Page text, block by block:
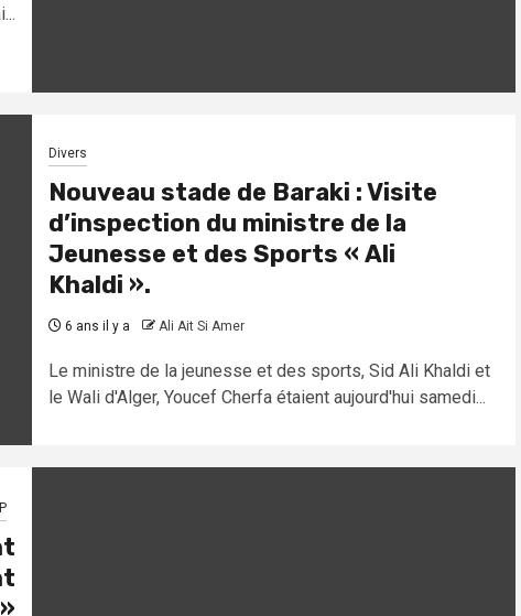
Divers
Nouveau stade de Baraki : Visite
d’inspection du ministre de la
Jeunesse et des Sports « Ali
Khaldi ».
6 ans il y a Ali Ait Si Amer
Le ministre de la jeunesse et des sports, Sid Ali Khaldi et
le Wali d'Alger, Youcef Cherfa étaient aujourd'hui samedi...